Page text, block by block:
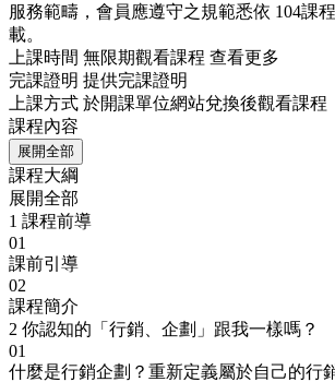
服務範疇，會員應遵守之規範悉依 104課
載。
上課時間 無限期觀看課程 查看更多
完課證明 提供完課證明
上課方式 於開課單位網站兌換後觀看課程
課程內容
展開全部
課程大綱
展開全部
1 課程前導
01
課前引導
02
課程簡介
2 你認知的「行銷、企劃」跟我一樣嗎？
01
什麼是行銷企劃？重新定義屬於自己的行